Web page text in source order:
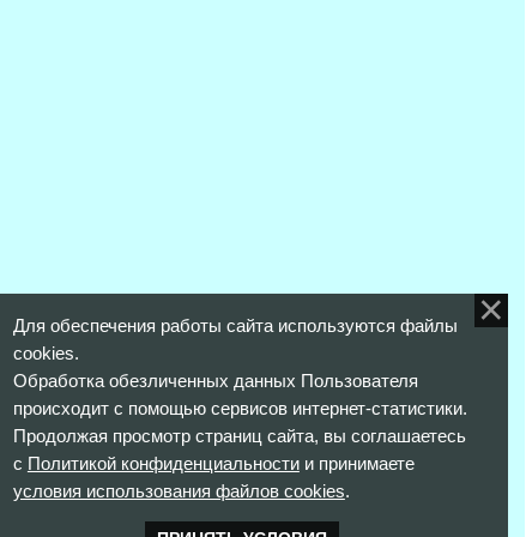
Для обеспечения работы сайта используются файлы
cookies.
Обработка обезличенных данных Пользователя
происходит с помощью сервисов интернет-статистики.
Продолжая просмотр страниц сайта, вы соглашаетесь
с Политикой конфиденциальностии принимаете
условия использования файлов cookies.